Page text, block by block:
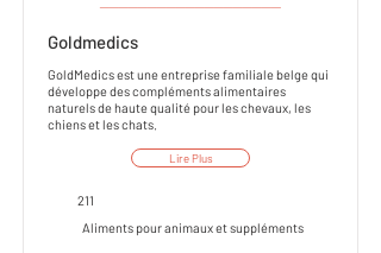
Goldmedics
GoldMedics est une entreprise familiale belge qui
développe des compléments alimentaires
naturels de haute qualité pour les chevaux, les
chiens et les chats.
Lire Plus
211
Aliments pour animaux et suppléments